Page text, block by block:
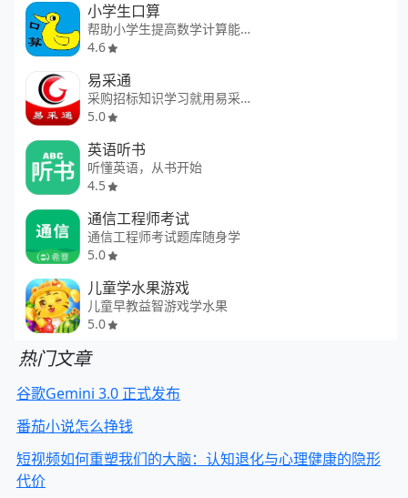
小学生口算
帮助小学生提高数学计算能力。
4.6
易采通
采购招标知识学习就用易采通
5.0
英语听书
听懂英语，从书开始
4.5
通信工程师考试
通信工程师考试题库随身学
5.0
儿童学水果游戏
儿童早教益智游戏学水果
5.0
热门文章
谷歌Gemini 3.0 正式发布
番茄小说怎么挣钱
短视频如何重塑我们的大脑：认知退化与心理健康的隐形
代价